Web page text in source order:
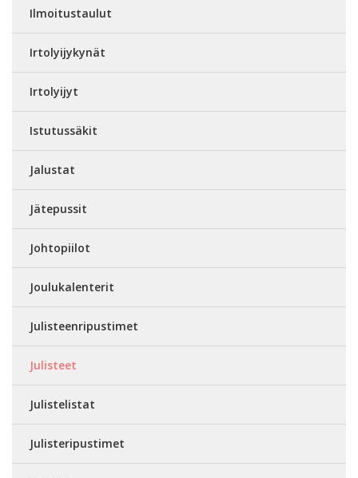
Ilmoitustaulut
Irtolyijykynät
Irtolyijyt
Istutussäkit
Jalustat
Jätepussit
Johtopiilot
Joulukalenterit
Julisteenripustimet
Julisteet
Julistelistat
Julisteripustimet